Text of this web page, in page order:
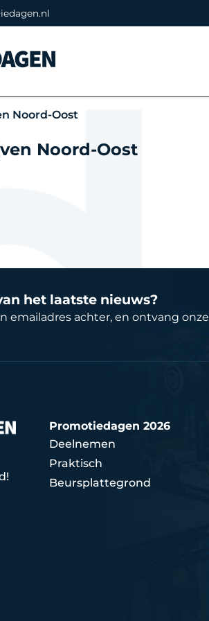
Noord-Oost
Noord-Oost
het laatste nieuws?
emailadres achter, en ontvang onze
Promotiedagen 2026
Deelnemen
Praktisch
Beursplattegrond